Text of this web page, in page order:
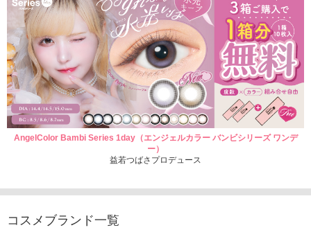
AngelColor Bambi Series 1day（エンジェルカラー バンビシリーズ ワンデ
ー）
益若つばさプロデュース
コスメブランド一覧